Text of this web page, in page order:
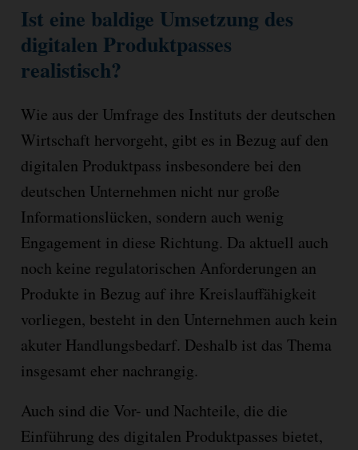
Ist eine baldige Umsetzung des
digitalen Produktpasses
realistisch?
Wie aus der Umfrage des Instituts der deutschen
Wirtschaft hervorgeht, gibt es in Bezug auf den
digitalen Produktpass insbesondere bei den
deutschen Unternehmen nicht nur große
Informationslücken, sondern auch wenig
Engagement in diese Richtung. Da aktuell auch
noch keine regulatorischen Anforderungen an
Produkte in Bezug auf ihre Kreislauffähigkeit
vorliegen, besteht in den Unternehmen auch kein
akuter Handlungsbedarf. Deshalb ist das Thema
insgesamt eher nachrangig.
Auch sind die Vor- und Nachteile, die die
Einführung des digitalen Produktpasses bietet,